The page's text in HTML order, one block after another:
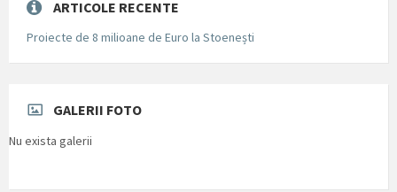
ARTICOLE RECENTE
Proiecte de 8 milioane de Euro la Stoenești
GALERII FOTO
Nu exista galerii